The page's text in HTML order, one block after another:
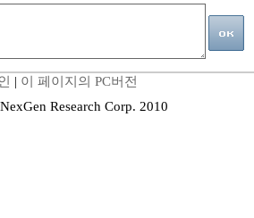
| 이 페이지의 PC버전
Research Corp. 2010